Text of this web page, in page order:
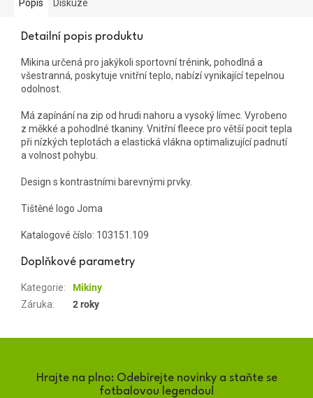
Popis Diskuze
Detailní popis produktu
Mikina určená pro jakýkoli sportovní trénink, pohodlná a
všestranná, poskytuje vnitřní teplo, nabízí vynikající tepelnou
odolnost.
Má zapínání na zip od hrudi nahoru a vysoký límec. Vyrobeno
z měkké a pohodlné tkaniny. Vnitřní fleece pro větší pocit tepla
při nízkých teplotách a elastická vlákna optimalizující padnutí
a volnost pohybu.
Design s kontrastními barevnými prvky.
Tištěné logo Joma
Katalogové číslo: 103151.109
Doplňkové parametry
Kategorie:
Mikiny
Záruka: 2 roky
Hrajte na plno: Odebírejte novinky a staňte se
fotbalovou legendou!